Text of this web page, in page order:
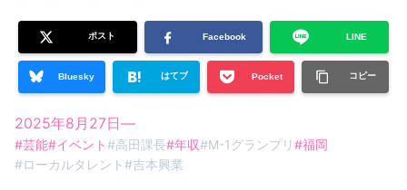
ポスト Facebook LINE
Bluesky はてブ Pocket コピー
2025年8月27日—
#芸能#イベント#高田課長#年収#M-1グランプリ #福岡
# ローカルタレント#吉本興業